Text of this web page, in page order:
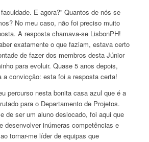
E agora?” Quantos de nós se
No meu caso, não foi preciso muito
A resposta chamava-se LisbonPH!
exatamente o que faziam, estava certo
de fazer dos membros desta Júnior
para evoluir. Quase 5 anos depois,
a convicção: esta foi a resposta certa!
percurso nesta bonita casa azul que é a
para o Departamento de Projetos.
de ser um aluno deslocado, foi aqui que
desenvolver inúmeras competências e
tornar-me líder de equipas que